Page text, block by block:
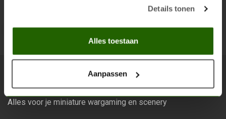
Details tonen
Alles toestaan
Aanpassen
Blijf op de hoogte over onze laatste acties
Scenery Workshop BV
Alles voor je miniature wargaming en scenery